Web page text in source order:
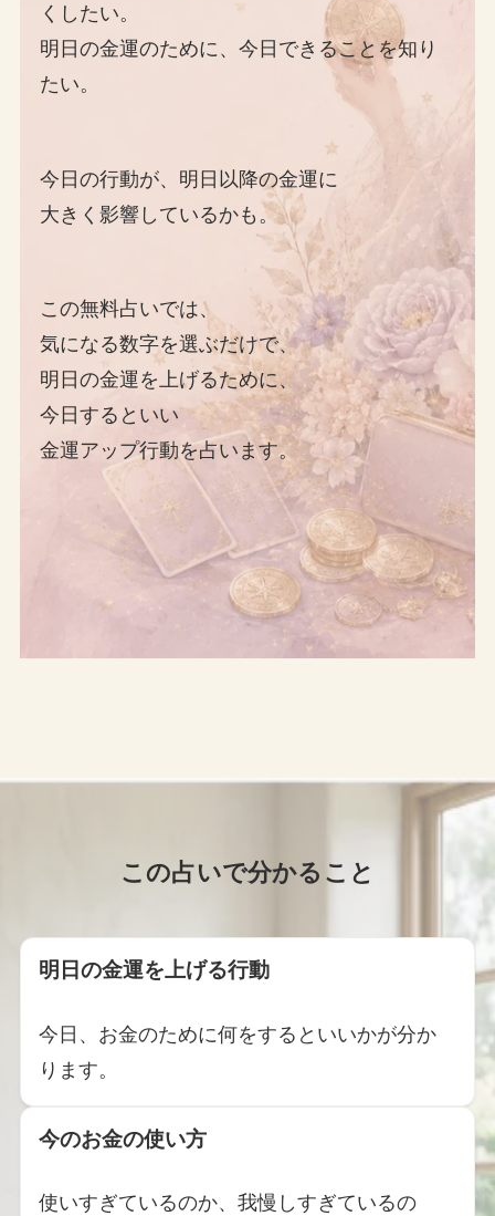
くしたい。
明日の金運のために、今日できることを知り
たい。
今日の行動が、明日以降の金運に
大きく影響しているかも。
この無料占いでは、
気になる数字を選ぶだけで、
明日の金運を上げるために、
今日するといい
金運アップ行動を占います。
この占いで分かること
明日の金運を上げる行動
今日、お金のために何をするといいかが分か
ります。
今のお金の使い方
使いすぎているのか、我慢しすぎているの